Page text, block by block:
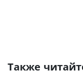
Также